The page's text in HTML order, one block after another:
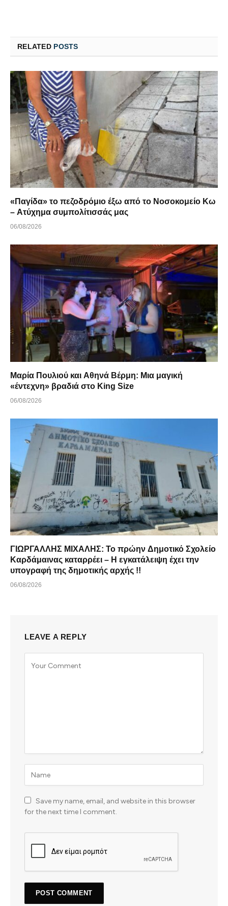
RELATED POSTS
«Παγίδα» το πεζοδρόμιο έξω από το Νοσοκομείο Κω
– Ατύχημα συμπολίτισσάς μας
06/08/2026
Μαρία Πουλιού και Αθηνά Βέρμη: Μια μαγική
«έντεχνη» βραδιά στο King Size
06/08/2026
ΓΙΩΡΓΑΛΛΗΣ ΜΙΧΑΛΗΣ: Το πρώην Δημοτικό Σχολείο
Καρδάμαινας καταρρέει – Η εγκατάλειψη έχει την
υπογραφή της δημοτικής αρχής !!
06/08/2026
LEAVE A REPLY
Save my name, email, and website in this browser
for the next time I comment.